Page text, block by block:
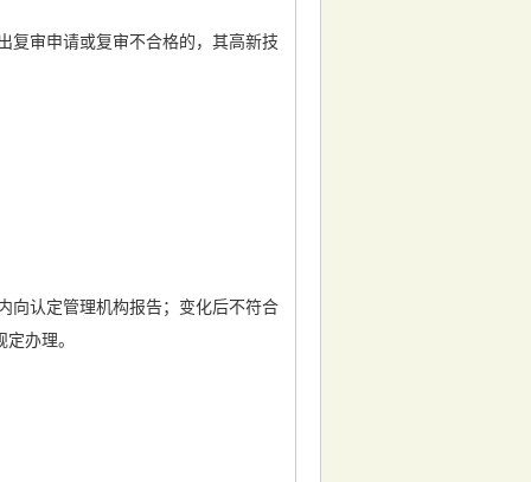
审申请或复审不合格的，其高新技
认定管理机构报告；变化后不符合
办理。